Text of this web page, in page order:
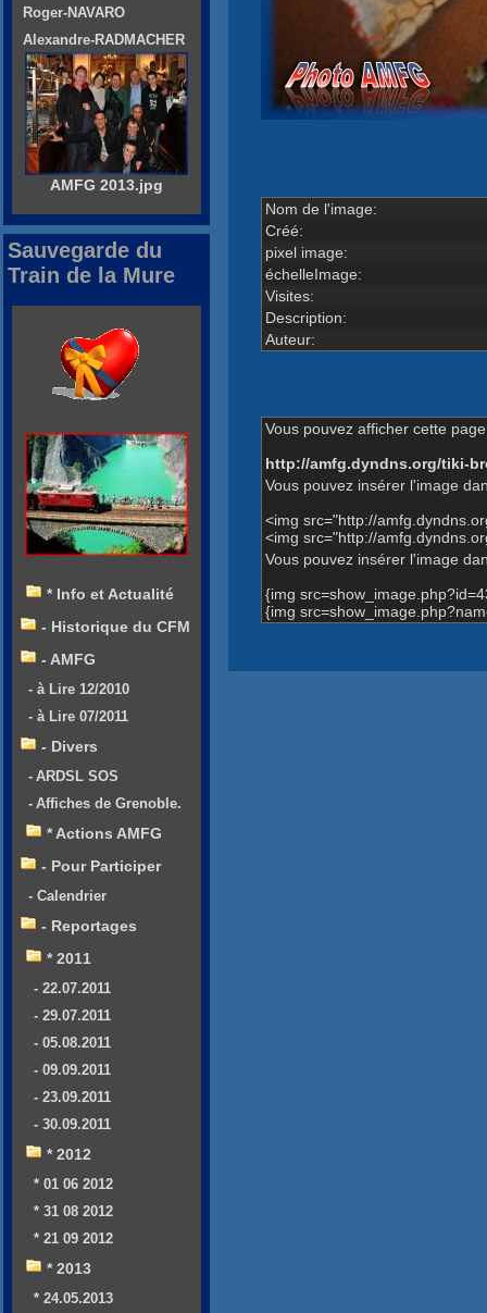
Nom de l'image:
Créé:
pixel image:
échelleImage:
Visites:
Description:
Auteur:
Vous pouvez afficher cette
http://amfg.dyndns.org/tiki-
Vous pouvez insérer l'image
<img src="http://
<img src="http://
Vous pouvez insérer l'image
{img
{img
Roger-NAVARO
Alexandre-RADMACHER
AMFG 2013.jpg
Sauvegarde du
Train de la Mure
* Info et Actualité
- Historique du CFM
- AMFG
- à Lire 12/2010
- à Lire 07/2011
- Divers
- ARDSL SOS
- Affiches de Grenoble.
* Actions AMFG
- Pour Participer
- Calendrier
- Reportages
* 2011
- 22.07.2011
- 29.07.2011
- 05.08.2011
- 09.09.2011
- 23.09.2011
- 30.09.2011
* 2012
* 01 06 2012
* 31 08 2012
* 21 09 2012
* 2013
* 24.05.2013